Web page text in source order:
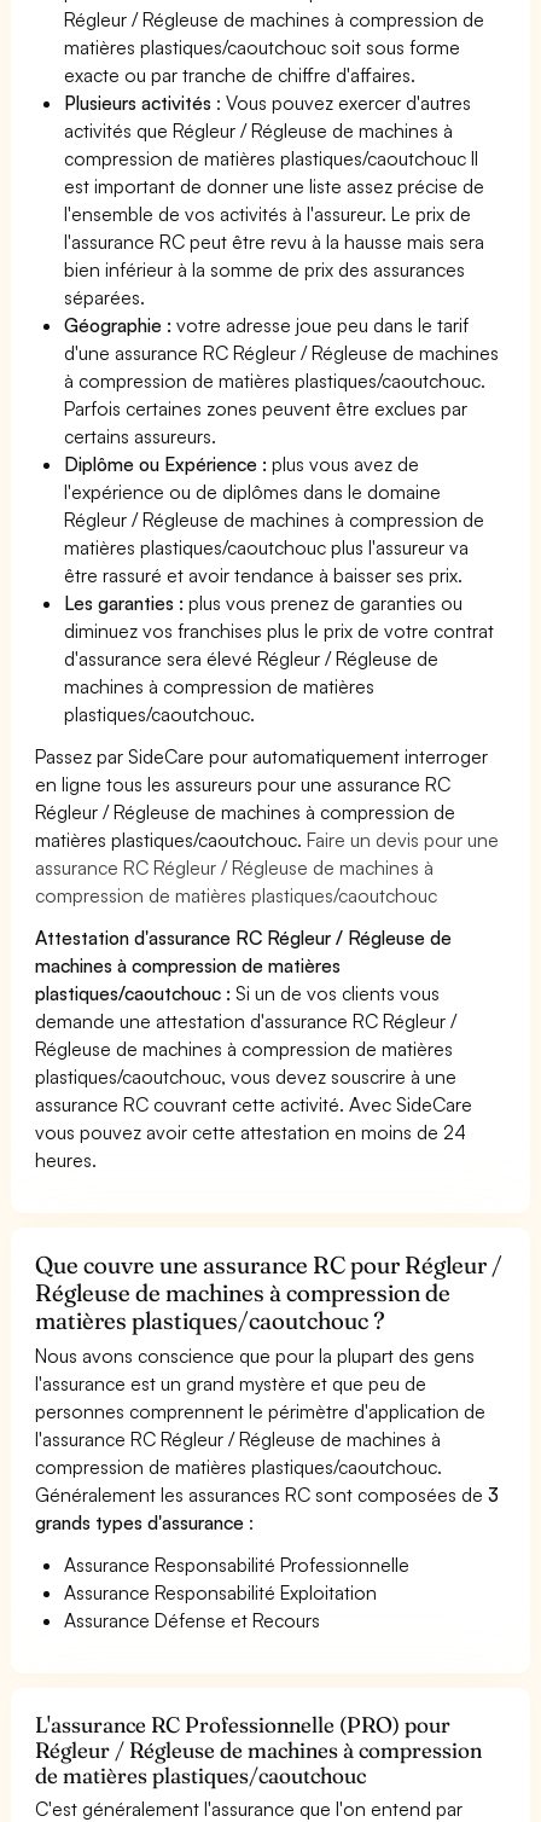
Régleur / Régleuse de machines à compression de
matières plastiques/caoutchouc soit sous forme
exacte ou par tranche de chiffre d'affaires.
Plusieurs activités : Vous pouvez exercer d'autres
activités que Régleur / Régleuse de machines à
compression de matières plastiques/caoutchouc Il
est important de donner une liste assez précise de
l'ensemble de vos activités à l'assureur. Le prix de
l'assurance RC peut être revu à la hausse mais sera
bien inférieur à la somme de prix des assurances
séparées.
Géographie :votre adresse joue peu dans le tarif
d'une assurance RC Régleur / Régleuse de machines
à compression de matières plastiques/caoutchouc.
Parfois certaines zones peuvent être exclues par
certains assureurs.
Diplôme ou Expérience :plus vous avez de
l'expérience ou de diplômes dans le domaine
Régleur / Régleuse de machines à compression de
matières plastiques/caoutchouc plus l'assureur va
être rassuré et avoir tendance à baisser ses prix.
Les garanties :plus vous prenez de garanties ou
diminuez vos franchises plus le prix de votre contrat
d'assurance sera élevé Régleur / Régleuse de
machines à compression de matières
plastiques/caoutchouc.
Passez par SideCare pour automatiquement interroger
en ligne tous les assureurs pour une assurance RC
Régleur / Régleuse de machines à compression de
matières plastiques/caoutchouc.Faire un devis pour une
assurance RC Régleur / Régleuse de machines à
compression de matières plastiques/caoutchouc
Attestation d'assurance RC Régleur / Régleuse de
machines à compression de matières
plastiques/caoutchouc : Si un de vos clients vous
demande une attestation d'assurance RC Régleur /
Régleuse de machines à compression de matières
plastiques/caoutchouc, vous devez souscrire à une
assurance RC couvrant cette activité. Avec SideCare
vous pouvez avoir cette attestation en moins de 24
heures.
Que couvre une assurance RC pour Régleur /
Régleuse de machines à compression de
matières plastiques/caoutchouc ?
Nous avons conscience que pour la plupart des gens
l'assurance est un grand mystère et que peu de
personnes comprennent le périmètre d'application de
l'assurance RC Régleur / Régleuse de machines à
compression de matières plastiques/caoutchouc.
Généralement les assurances RC sont composées de3
grands types d'assurance :
Assurance Responsabilité Professionnelle
Assurance Responsabilité Exploitation
Assurance Défense et Recours
L'assurance RC Professionnelle (PRO) pour
Régleur / Régleuse de machines à compression
de matières plastiques/caoutchouc
C'est généralement l'assurance que l'on entend par